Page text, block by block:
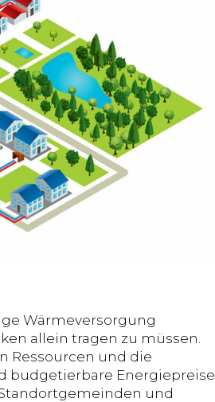
Wärmeversorgung
allein tragen zu müssen.
Ressourcen und die
budgetierbare Energiepreise
und